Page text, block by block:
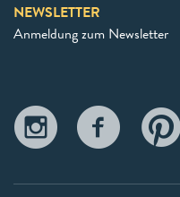
NEWSLETTER
Anmeldung zum Newsletter